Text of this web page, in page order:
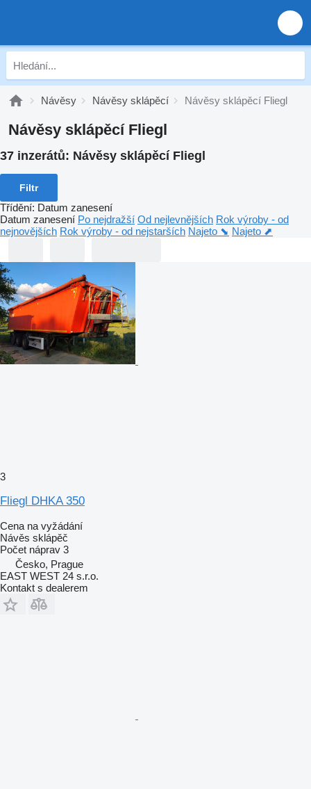
Návěsy Návěsy sklápěcí Návěsy sklápěcí Fliegl
Návěsy sklápěcí Fliegl
37 inzerátů: Návěsy sklápěcí Fliegl
Filtr
Třídění: Datum zanesení
Datum zanesení Po nejdražší Od nejlevnějších Rok výroby - od
nejnovějších Rok výroby - od nejstarších Najeto ⬊ Najeto ⬈
3
Fliegl DHKA 350
Cena na vyžádání
Návěs sklápěč
Počet náprav 3
Česko, Prague
EAST WEST 24 s.r.o.
Kontakt s dealerem